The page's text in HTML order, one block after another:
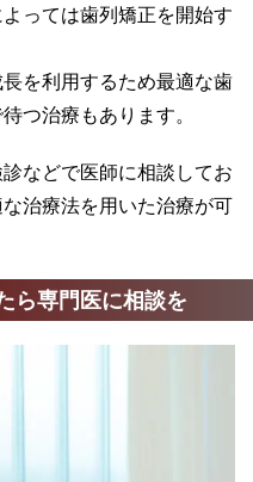
っては歯列矯正を開始す
を利用するため最適な歯
つ治療もあります。
などで医師に相談してお
治療法を用いた治療が可
ら専門医に相談を